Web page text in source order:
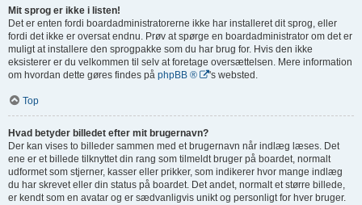
Mit sprog er ikke i listen!
Det er enten fordi boardadministratorerne ikke har installeret dit sprog, eller
fordi det ikke er oversat endnu. Prøv at spørge en boardadministrator om det er
muligt at installere den sprogpakke som du har brug for. Hvis den ikke
eksisterer er du velkommen til selv at foretage oversættelsen. Mere information
om hvordan dette gøres findes på phpBB ® 's websted.
Top
Hvad betyder billedet efter mit brugernavn?
Der kan vises to billeder sammen med et brugernavn når indlæg læses. Det
ene er et billede tilknyttet din rang som tilmeldt bruger på boardet, normalt
udformet som stjerner, kasser eller prikker, som indikerer hvor mange indlæg
du har skrevet eller din status på boardet. Det andet, normalt et større billede,
er kendt som en avatar og er sædvanligvis unikt og personligt for hver bruger.